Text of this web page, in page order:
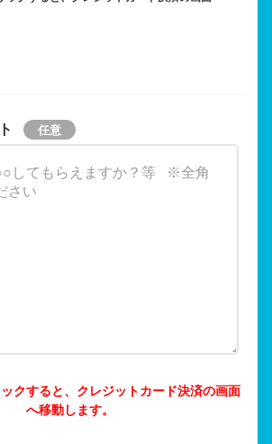
クすると、クレジットカード決済の画面
へ移動します。